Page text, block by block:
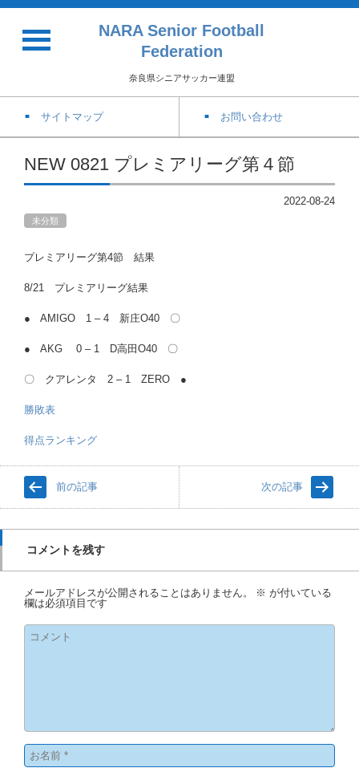
NARA Senior Football
Federation
奈良県シニアサッカー連盟
サイトマップ お問い合わせ
NEW 0821 プレミアリーグ第４節
2022-08-24
未分類
プレミアリーグ第4節 結果
8/21 プレミアリーグ結果
● AMIGO 1 – 4 新庄O40 〇
● AKG 0 – 1 D高田O40 〇
〇 クアレンタ 2 – 1 ZERO ●
勝敗表
得点ランキング
前の記事 次の記事
コメントを残す
メールアドレスが公開されることはありません。 ※ が付いている
欄は必須項目です